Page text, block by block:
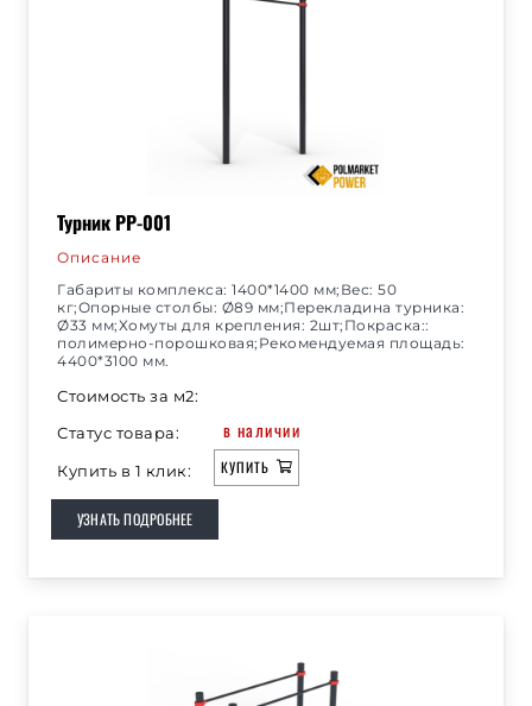
Турник РР-001
Описание
Габариты комплекса: 1400*1400 мм;Вес: 50
кг;Опорные столбы: Ø89 мм;Перекладина турника:
Ø33 мм;Хомуты для крепления: 2шт;Покраска::
полимерно-порошковая;Рекомендуемая площадь:
4400*3100 мм.
Стоимость за м2:
Статус товара:
в наличии
Купить в 1 клик: КУПИТЬ
УЗНАТЬ ПОДРОБНЕЕ